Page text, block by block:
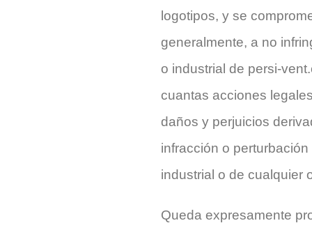
logotipos, y se
generalmente, a no
o industrial de persi-
cuantas acciones
daños y perjuicios
infracción o
industrial o de cualquier
Queda expresamente